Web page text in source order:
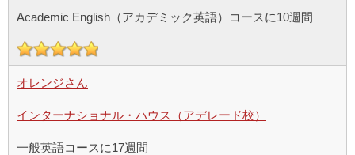
Academic English（アカデミック英語）コースに10週間
オレンジさん
インターナショナル・ハウス（アデレード校）
一般英語コースに17週間